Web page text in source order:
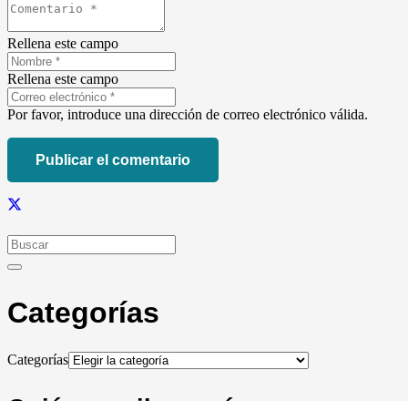
Rellena este campo
Rellena este campo
Por favor, introduce una dirección de correo electrónico válida.
Publicar el comentario
Categorías
Categorías